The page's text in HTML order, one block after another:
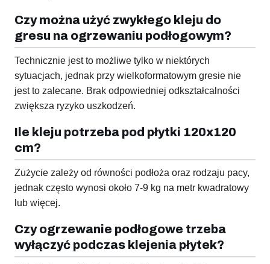
Czy można użyć zwykłego kleju do
gresu na ogrzewaniu podłogowym?
Technicznie jest to możliwe tylko w niektórych
sytuacjach, jednak przy wielkoformatowym gresie nie
jest to zalecane. Brak odpowiedniej odkształcalności
zwiększa ryzyko uszkodzeń.
Ile kleju potrzeba pod płytki 120x120
cm?
Zużycie zależy od równości podłoża oraz rodzaju pacy,
jednak często wynosi około 7-9 kg na metr kwadratowy
lub więcej.
Czy ogrzewanie podłogowe trzeba
wyłączyć podczas klejenia płytek?